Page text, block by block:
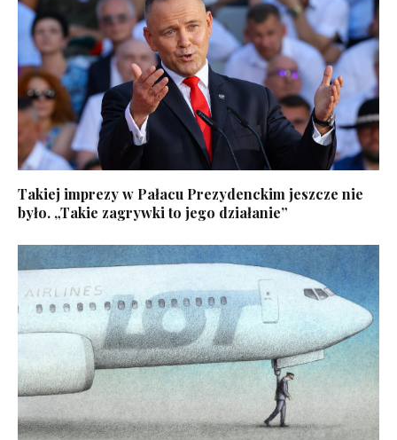
Takiej imprezy w Pałacu Prezydenckim jeszcze nie
było. „Takie zagrywki to jego działanie”